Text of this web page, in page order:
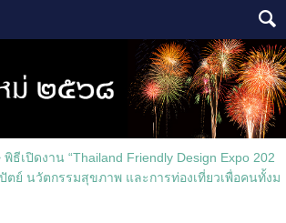
พิธีเปิดงาน “Thailand Friendly Design Expo 202
ตย์ นวัตกรรมสุขภาพ และการท่องเที่ยวเพื่อคนทั้งม